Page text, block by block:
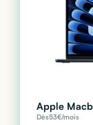
Apple
Dès53€/mois